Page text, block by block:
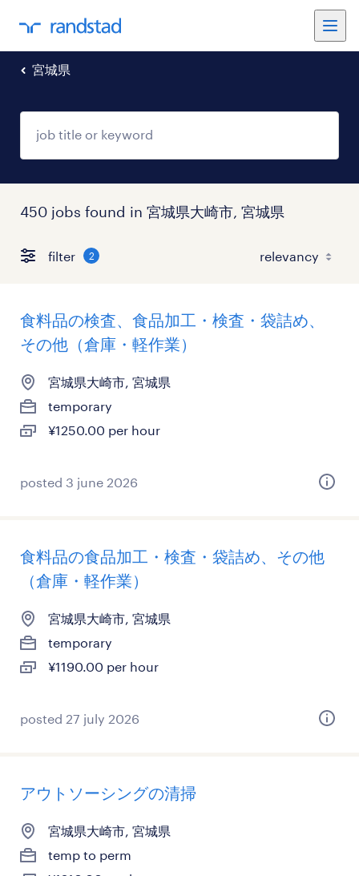
宮城県
450 jobs found in 宮城県大崎市, 宮城県
filter 2
食料品の検査、食品加工・検査・袋詰め、
その他（倉庫・軽作業）
宮城県大崎市, 宮城県
temporary
¥1250.00 per hour
posted 3 june 2026
食料品の食品加工・検査・袋詰め、その他
（倉庫・軽作業）
宮城県大崎市, 宮城県
temporary
¥1190.00 per hour
posted 27 july 2026
アウトソーシングの清掃
宮城県大崎市, 宮城県
temp to perm